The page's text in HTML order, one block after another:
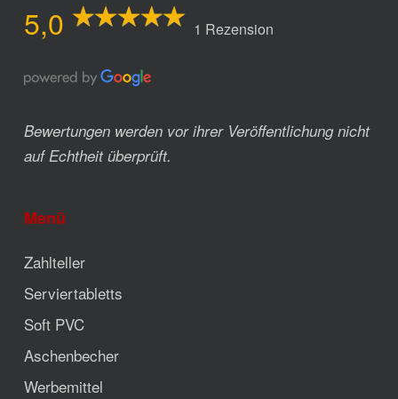
5,0 1 Rezension
Bewertungen werden vor ihrer Veröffentlichung nicht
auf Echtheit überprüft.
Menü
Zahlteller
Serviertabletts
Soft PVC
Aschenbecher
Werbemittel